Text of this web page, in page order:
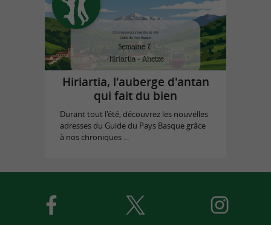
Hiriartia, l'auberge d'antan
qui fait du bien
Durant tout l'été, découvrez les nouvelles
adresses du Guide du Pays Basque grâce
à nos chroniques ...